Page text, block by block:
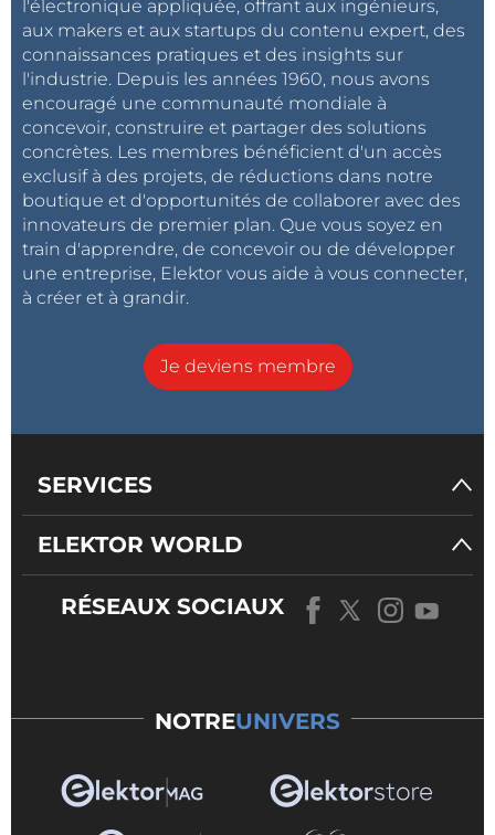
l'électronique appliquée, offrant aux ingénieurs,
aux makers et aux startups du contenu expert, des
connaissances pratiques et des insights sur
l'industrie. Depuis les années 1960, nous avons
encouragé une communauté mondiale à
concevoir, construire et partager des solutions
concrètes. Les membres bénéficient d'un accès
exclusif à des projets, de réductions dans notre
boutique et d'opportunités de collaborer avec des
innovateurs de premier plan. Que vous soyez en
train d'apprendre, de concevoir ou de développer
une entreprise, Elektor vous aide à vous connecter,
à créer et à grandir.
Je deviens membre
SERVICES
ELEKTOR WORLD
RÉSEAUX SOCIAUX
NOTREUNIVERS